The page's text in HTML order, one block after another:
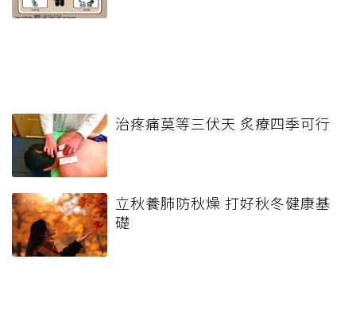
治疼痛莫等三伏天 炙療四季可行
立秋養肺防秋燥 打好秋冬健康基
礎